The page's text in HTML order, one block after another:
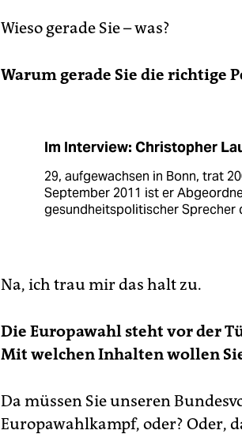
Wieso gerade Sie – was?
Warum gerade Sie die richtige
Im Interview: Christopher
29, aufgewachsen in Bonn, trat
September 2011 ist er
gesundheitspolitischer Sprecher
Na, ich trau mir das halt zu.
Die Europawahl steht vor der
Mit welchen Inhalten wollen
Da müssen Sie unseren
Europawahlkampf, oder? Oder,